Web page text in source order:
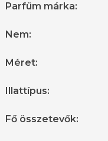
Parfüm márka:
Nem:
Méret:
Illattípus:
Fő összetevők: